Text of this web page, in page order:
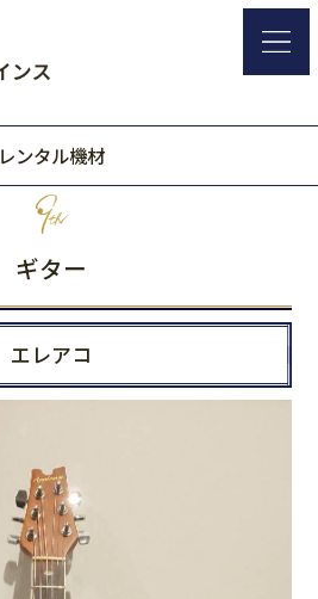
レンタル機材
ギター
エレアコ